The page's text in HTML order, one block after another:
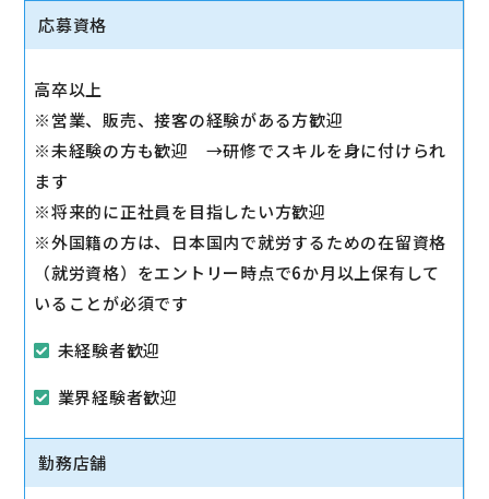
◇スマホ教室の開催/運営
契約への誘導、店舗の利益に繋がる積極的なアプロー
チを実施します。
◇注力サービスのご提案
スマホ教室を通して「PayPay」「Yahoo!ショッピン
グ」「LINE」など、おススメサービスを体験いただき
ながら提案します。
応募資格
高卒以上
※営業、販売、接客の経験がある方歓迎
※未経験の方も歓迎 →研修でスキルを身に付けられ
ます
※将来的に正社員を目指したい方歓迎
※外国籍の方は、日本国内で就労するための在留資格
（就労資格）をエントリー時点で6か月以上保有して
いることが必須です
未経験者歓迎
業界経験者歓迎
勤務店舗